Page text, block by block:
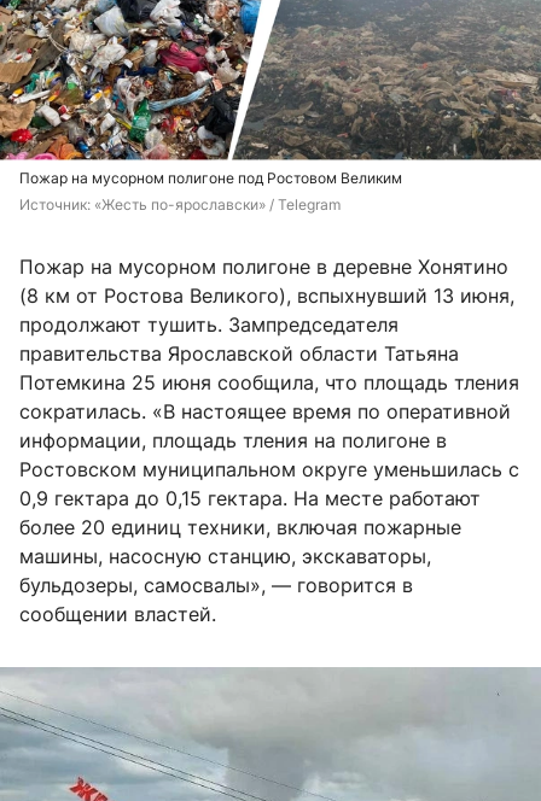
Пожар на мусорном полигоне под Ростовом Великим
Источник: «Жесть по-ярославски» / Telegram
Пожар на мусорном полигоне в деревне Хонятино
(8 км от Ростова Великого), вспыхнувший 13 июня,
продолжают тушить. Зампредседателя
правительства Ярославской области Татьяна
Потемкина 25 июня сообщила, что площадь тления
сократилась. «В настоящее время по оперативной
информации, площадь тления на полигоне в
Ростовском муниципальном округе уменьшилась с
0,9 гектара до 0,15 гектара. На месте работают
более 20 единиц техники, включая пожарные
машины, насосную станцию, экскаваторы,
бульдозеры, самосвалы», — говорится в
сообщении властей.